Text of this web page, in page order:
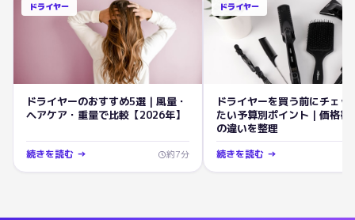
ドライヤー
ドライヤーのおすすめ5選｜風量・
ヘアケア・重量で比較【2026年】
続きを読む → 約7分
ドライヤー
ドライヤーを買う前にチェッ
たい予算別ポイント｜価格帯
の違いを整理
続きを読む →